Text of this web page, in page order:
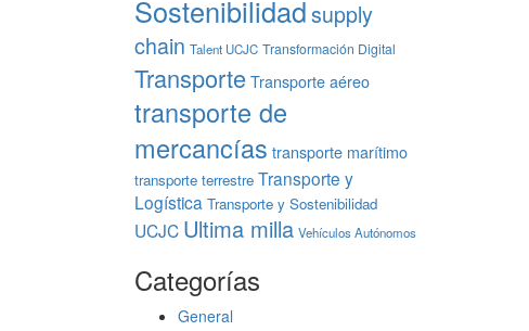
Sostenibilidadsupply
chain Talent UCJC Transformación Digital
Transporte Transporte aéreo
transporte de
mercancías transporte marítimo
transporte terrestre Transporte y
Logística Transporte y Sostenibilidad
UCJC Ultima milla Vehículos Autónomos
Categorías
General